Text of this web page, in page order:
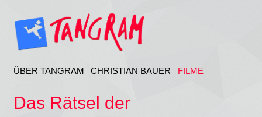
ÜBER TANGRAM CHRISTIAN BAUER FILME
Das Rätsel der